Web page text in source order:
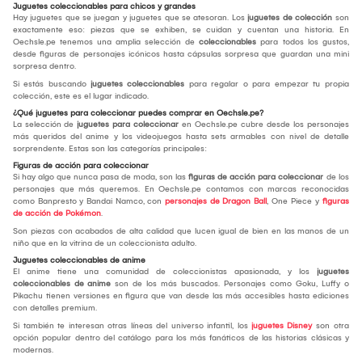
Juguetes coleccionables para chicos y grandes
Hay juguetes que se juegan y juguetes que se atesoran. Los juguetes de colección son
exactamente eso: piezas que se exhiben, se cuidan y cuentan una historia. En
Oechsle.pe tenemos una amplia selección de coleccionables para todos los gustos,
desde figuras de personajes icónicos hasta cápsulas sorpresa que guardan una mini
sorpresa dentro.
Si estás buscando juguetes coleccionables para regalar o para empezar tu propia
colección, este es el lugar indicado.
¿Qué juguetes para coleccionar puedes comprar en Oechsle.pe?
La selección de juguetes para coleccionar en Oechsle.pe cubre desde los personajes
más queridos del anime y los videojuegos hasta sets armables con nivel de detalle
sorprendente. Estas son las categorías principales:
Figuras de acción para coleccionar
Si hay algo que nunca pasa de moda, son las figuras de acción para coleccionar de los
personajes que más queremos. En Oechsle.pe contamos con marcas reconocidas
como Banpresto y Bandai Namco, con personajes de Dragon Ball, One Piece y figuras
de acción de Pokémon.
Son piezas con acabados de alta calidad que lucen igual de bien en las manos de un
niño que en la vitrina de un coleccionista adulto.
Juguetes coleccionables de anime
El anime tiene una comunidad de coleccionistas apasionada, y los juguetes
coleccionables de anime son de los más buscados. Personajes como Goku, Luffy o
Pikachu tienen versiones en figura que van desde las más accesibles hasta ediciones
con detalles premium.
Si también te interesan otras líneas del universo infantil, los juguetes Disneyson otra
opción popular dentro del catálogo para los más fanáticos de las historias clásicas y
modernas.